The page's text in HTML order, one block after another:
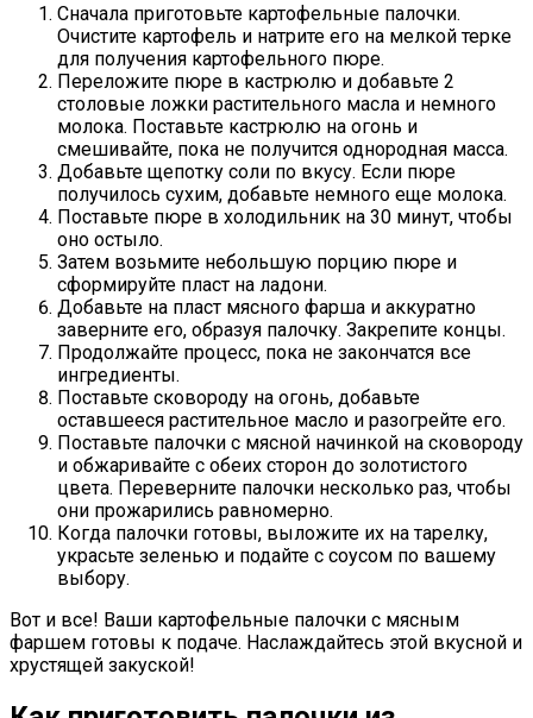
Сначала приготовьте картофельные палочки.
Очистите картофель и натрите его на мелкой терке
для получения картофельного пюре.
Переложите пюре в кастрюлю и добавьте 2
столовые ложки растительного масла и немного
молока. Поставьте кастрюлю на огонь и
смешивайте, пока не получится однородная масса.
Добавьте щепотку соли по вкусу. Если пюре
получилось сухим, добавьте немного еще молока.
Поставьте пюре в холодильник на 30 минут, чтобы
оно остыло.
Затем возьмите небольшую порцию пюре и
сформируйте пласт на ладони.
Добавьте на пласт мясного фарша и аккуратно
заверните его, образуя палочку. Закрепите концы.
Продолжайте процесс, пока не закончатся все
ингредиенты.
Поставьте сковороду на огонь, добавьте
оставшееся растительное масло и разогрейте его.
Поставьте палочки с мясной начинкой на сковороду
и обжаривайте с обеих сторон до золотистого
цвета. Переверните палочки несколько раз, чтобы
они прожарились равномерно.
Когда палочки готовы, выложите их на тарелку,
украсьте зеленью и подайте с соусом по вашему
выбору.
Вот и все! Ваши картофельные палочки с мясным
фаршем готовы к подаче. Наслаждайтесь этой вкусной и
хрустящей закуской!